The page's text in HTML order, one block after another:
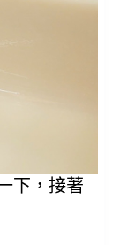
下，接著